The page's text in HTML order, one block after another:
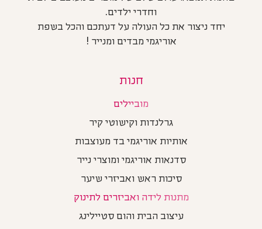
וחדרי ילדים.
יחד ניצור את כל העולה על דעתכם והכל בשפת
אוריגמי מבדים ומנייר !
חנות
מוביילים
גרלנדות וקישוטי קיר
אותיות אוריגמי בד מעוצבות
סדנאות אוריגמי ומוצרי נייר
סיכות ראש ואביזרי שיער
מתנות לידה ואביזרים לתינוק
עיצוב הבית והום סטיילינג